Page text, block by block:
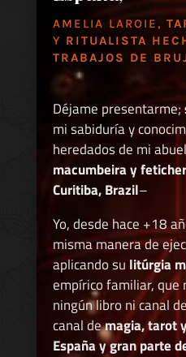
AMELIA LAROIE,
Y RITUALISTA
TRABAJOS DE
Déjame presentarme;
mi sabiduría y
heredados de mi
macumbeira y
Curitiba, Brazil–
Yo, desde hace +18
misma manera de
aplicando su litúrgia
empírico familiar, que
ningún libro ni canal
canal demagia, tarot
España y gran parte